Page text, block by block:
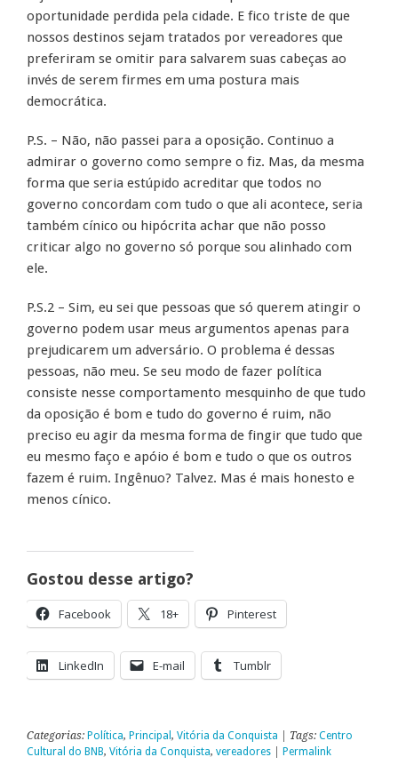
oportunidade perdida pela cidade. E fico triste de que
nossos destinos sejam tratados por vereadores que
preferiram se omitir para salvarem suas cabeças ao
invés de serem firmes em uma postura mais
democrática.
P.S. – Não, não passei para a oposição. Continuo a
admirar o governo como sempre o fiz. Mas, da mesma
forma que seria estúpido acreditar que todos no
governo concordam com tudo o que ali acontece, seria
também cínico ou hipócrita achar que não posso
criticar algo no governo só porque sou alinhado com
ele.
P.S.2 – Sim, eu sei que pessoas que só querem atingir o
governo podem usar meus argumentos apenas para
prejudicarem um adversário. O problema é dessas
pessoas, não meu. Se seu modo de fazer política
consiste nesse comportamento mesquinho de que tudo
da oposição é bom e tudo do governo é ruim, não
preciso eu agir da mesma forma de fingir que tudo que
eu mesmo faço e apóio é bom e tudo o que os outros
fazem é ruim. Ingênuo? Talvez. Mas é mais honesto e
menos cínico.
Gostou desse artigo?
Facebook 18+ Pinterest
LinkedIn E-mail Tumblr
Categorias: Política, Principal , Vitória da Conquista | Tags: Centro
Cultural do BNB, Vitória da Conquista, vereadores Permalink